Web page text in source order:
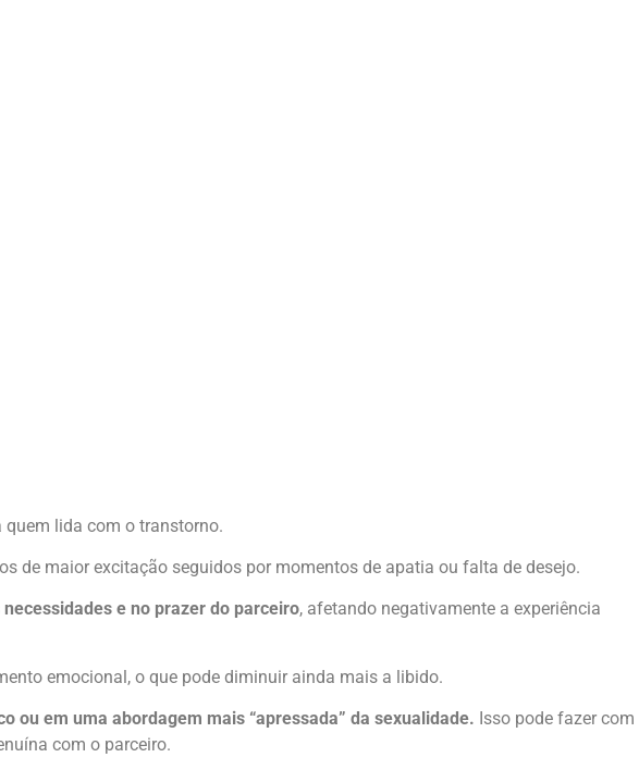
lida com o transtorno.
de maior excitação seguidos por momentos de apatia ou falta de desejo.
e no prazer do parceiro, afetando negativamente a experiência
emocional, o que pode diminuir ainda mais a libido.
ou em uma abordagem mais “apressada” da sexualidade. Isso pode fazer com
com o parceiro.